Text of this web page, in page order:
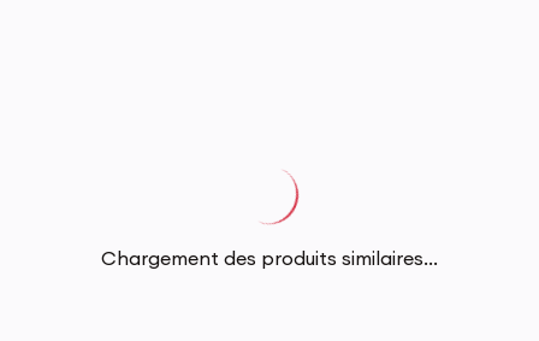
Chargement des produits similaires...